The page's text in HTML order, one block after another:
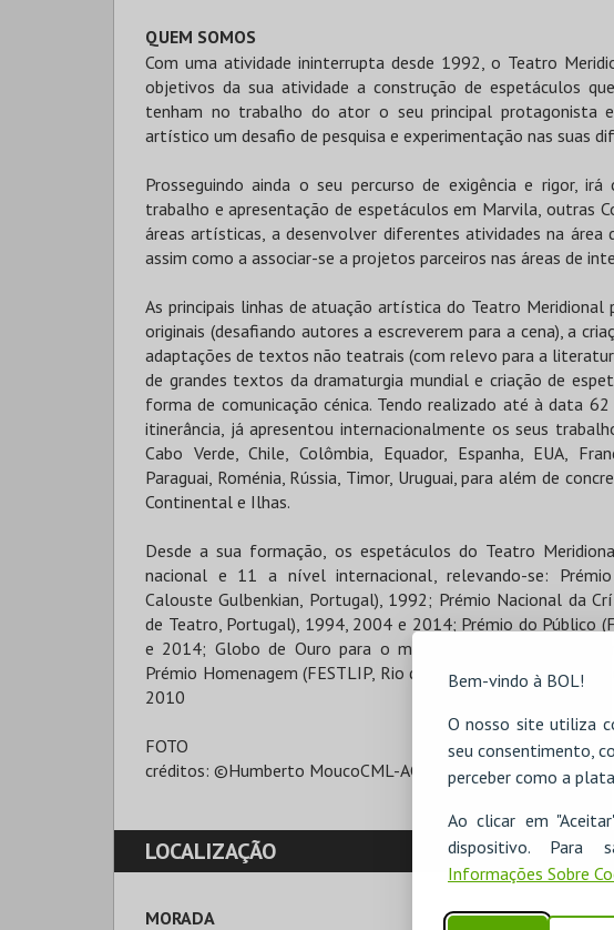
Bem-vindo à BOL!
O nosso site utiliza
seu consentimento,
perceber como a
Ao clicar em
dispositivo. Para
Informações Sobre
QUEM SOMOS
Com uma atividade ininterrupta desde 1992, o Teatro
objetivos da sua atividade a construção de espetáculos
tenham no trabalho do ator o seu principal protagonista
artístico um desafio de pesquisa e experimentação nas suas
Prosseguindo ainda o seu percurso de exigência e rigor,
trabalho e apresentação de espetáculos em Marvila, outras
áreas artísticas, a desenvolver diferentes atividades na área
assim como a associar-se a projetos parceiros nas áreas de
As principais linhas de atuação artística do Teatro
originais (desafiando autores a escreverem para a cena), a
adaptações de textos não teatrais (com relevo para a
de grandes textos da dramaturgia mundial e criação de
forma de comunicação cénica. Tendo realizado até à data
itinerância, já apresentou internacionalmente os seus
Cabo Verde, Chile, Colômbia, Equador, Espanha, EUA,
Paraguai, Roménia, Rússia, Timor, Uruguai, para além de
Continental e Ilhas.
Desde a sua formação, os espetáculos do Teatro
nacional e 11 a nível internacional, relevando-se: Prémio
Calouste Gulbenkian, Portugal), 1992; Prémio Nacional da
de Teatro, Portugal), 1994, 2004 e 2014; Prémio do Público
e 2014; Globo de Ouro para o melhor espetáculo de
Prémio Homenagem (FESTLIP, Rio de Janeiro, Brasil), 2018;
2010
FOTO
créditos: ©Humberto MoucoCML-ACL
LOCALIZAÇÃO
MORADA